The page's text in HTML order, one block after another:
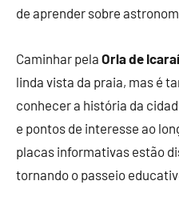
de aprender sobre
Caminhar pela Orla de Icaraí
linda vista da praia, mas é
conhecer a história da
e pontos de interesse ao
placas informativas estão
tornando o passeio